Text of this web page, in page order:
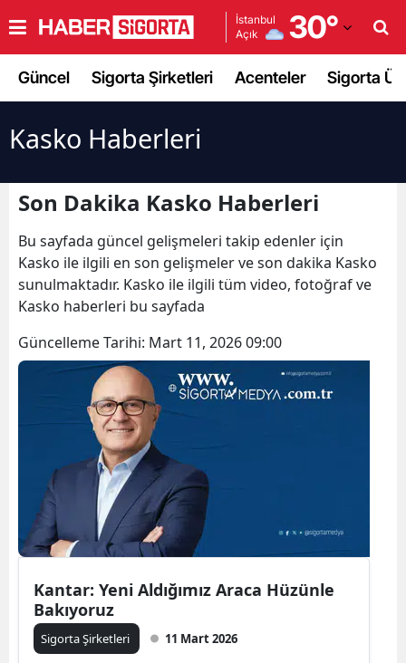
İstanbul
Açık
30°
Adana
Amasya
Ankara
Antalya
Aydın
Balıkesir
Bolu
Güncel Sigorta Şirketleri Acenteler Sigorta
Kasko Haberleri
Son Dakika Kasko Haberleri
Bu sayfada güncel gelişmeleri takip edenler için
Kasko ile ilgili en son gelişmeler ve son dakika Kasko
sunulmaktadır. Kasko ile ilgili tüm video, fotoğraf ve
Kasko haberleri bu sayfada
Güncelleme Tarihi: Mart 11, 2026 09:00
Kantar: Yeni Aldığımız Araca Hüzünle
Bakıyoruz
Sigorta Şirketleri 11 Mart 2026